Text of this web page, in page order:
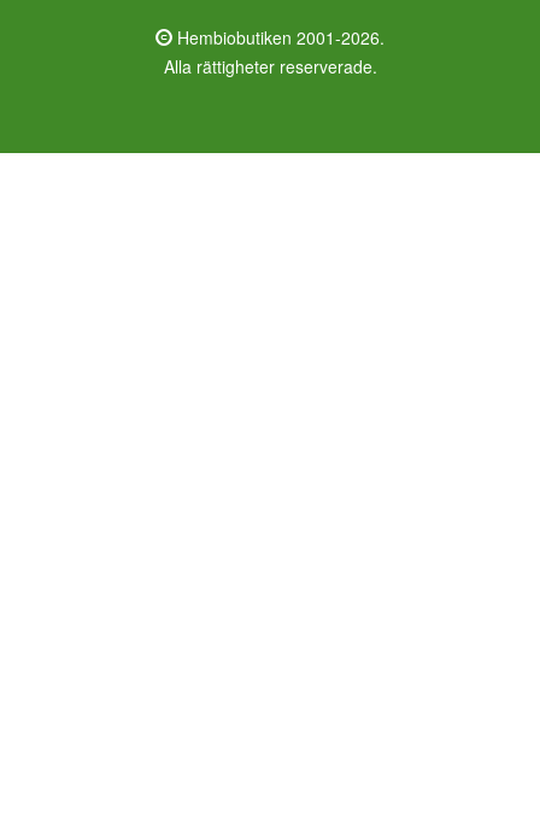
Hembiobutiken 2001-2026.
Alla rättigheter reserverade.